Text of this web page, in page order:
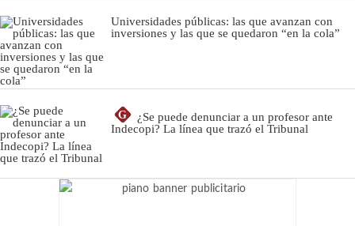
Universidades públicas: las que avanzan con
inversiones y las que se quedaron “en la cola”
G
¿Se puede denunciar a un profesor ante
Indecopi? La línea que trazó el Tribunal